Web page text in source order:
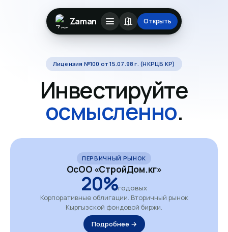
Zaman Открыть
Лицензия №100 от 15.07.98 г. (НКРЦБ КР)
Инвестируйте
осмысленно.
ПЕРВИЧНЫЙ РЫНОК
ОсОО «СтройДом.кг»
20%годовых
Корпоративные облигации. Вторичный рынок
Кыргызской фондовой биржи.
Подробнее →